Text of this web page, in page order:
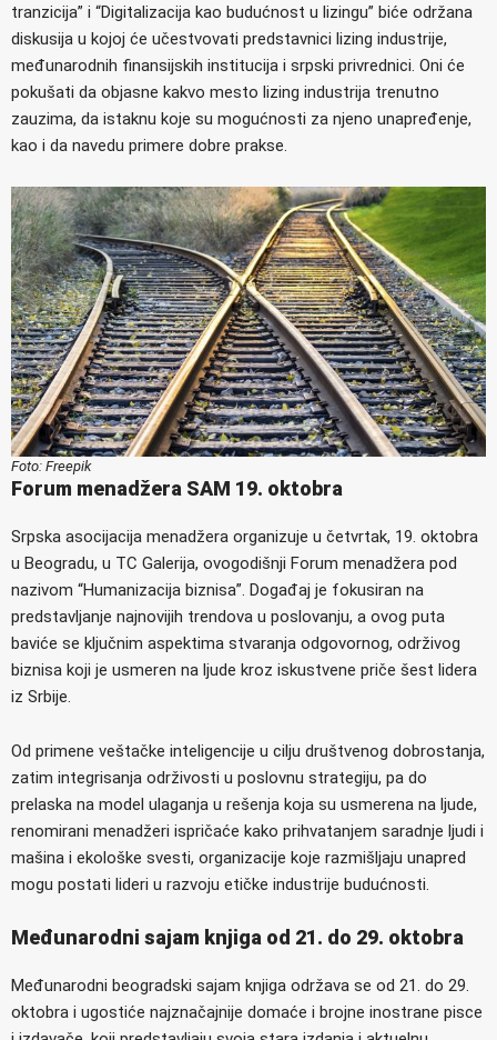
tranzicija” i “Digitalizacija kao budućnost u lizingu” biće održana
diskusija u kojoj će učestvovati predstavnici lizing industrije,
međunarodnih finansijskih institucija i srpski privrednici. Oni će
pokušati da objasne kakvo mesto lizing industrija trenutno
zauzima, da istaknu koje su mogućnosti za njeno unapređenje,
kao i da navedu primere dobre prakse.
Foto: Freepik
Forum menadžera SAM 19. oktobra
Srpska asocijacija menadžera organizuje u četvrtak, 19. oktobra
u Beogradu, u TC Galerija, ovogodišnji Forum menadžera pod
nazivom “Humanizacija biznisa”. Događaj je fokusiran na
predstavljanje najnovijih trendova u poslovanju, a ovog puta
baviće se ključnim aspektima stvaranja odgovornog, održivog
biznisa koji je usmeren na ljude kroz iskustvene priče šest lidera
iz Srbije.
Od primene veštačke inteligencije u cilju društvenog dobrostanja,
zatim integrisanja održivosti u poslovnu strategiju, pa do
prelaska na model ulaganja u rešenja koja su usmerena na ljude,
renomirani menadžeri ispričaće kako prihvatanjem saradnje ljudi i
mašina i ekološke svesti, organizacije koje razmišljaju unapred
mogu postati lideri u razvoju etičke industrije budućnosti.
Međunarodni sajam knjiga od 21. do 29. oktobra
Međunarodni beogradski sajam knjiga održava se od 21. do 29.
oktobra i ugostiće najznačajnije domaće i brojne inostrane pisce